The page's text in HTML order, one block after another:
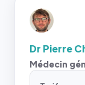
Dr Pierre
Médecin